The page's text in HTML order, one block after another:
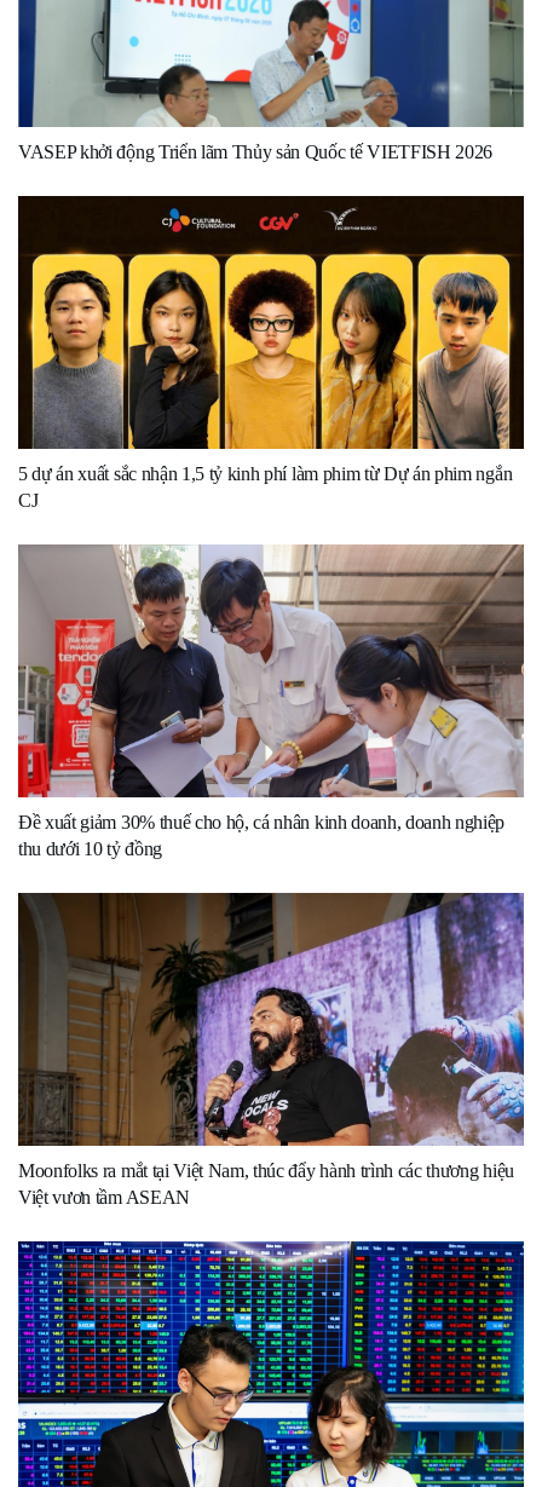
VASEP khởi động Triển lãm Thủy sản Quốc tế VIETFISH 2026
5 dự án xuất sắc nhận 1,5 tỷ kinh phí làm phim từ Dự án phim ngắn
CJ
Đề xuất giảm 30% thuế cho hộ, cá nhân kinh doanh, doanh nghiệp
thu dưới 10 tỷ đồng
Moonfolks ra mắt tại Việt Nam, thúc đẩy hành trình các thương hiệu
Việt vươn tầm ASEAN